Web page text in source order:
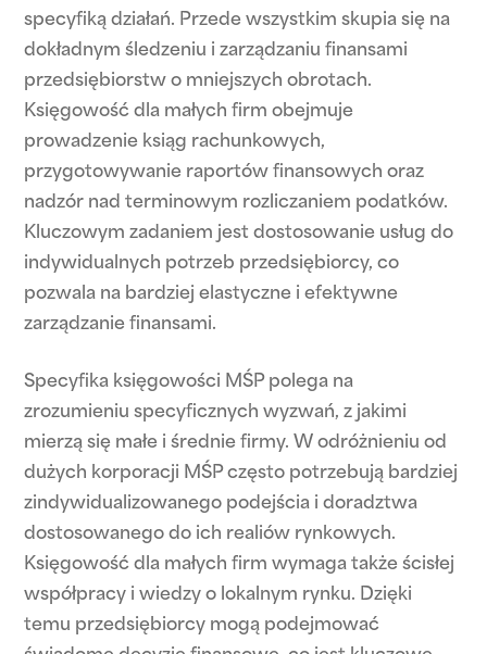
specyfiką działań. Przede wszystkim skupia się na
dokładnym śledzeniu i zarządzaniu finansami
przedsiębiorstw o mniejszych obrotach.
Księgowość dla małych firm obejmuje
prowadzenie ksiąg rachunkowych,
przygotowywanie raportów finansowych oraz
nadzór nad terminowym rozliczaniem podatków.
Kluczowym zadaniem jest dostosowanie usług do
indywidualnych potrzeb przedsiębiorcy, co
pozwala na bardziej elastyczne i efektywne
zarządzanie finansami.
Specyfika księgowości MŚP polega na
zrozumieniu specyficznych wyzwań, z jakimi
mierzą się małe i średnie firmy. W odróżnieniu od
dużych korporacji MŚP często potrzebują bardziej
zindywidualizowanego podejścia i doradztwa
dostosowanego do ich realiów rynkowych.
Księgowość dla małych firm wymaga także ścisłej
współpracy i wiedzy o lokalnym rynku. Dzięki
temu przedsiębiorcy mogą podejmować